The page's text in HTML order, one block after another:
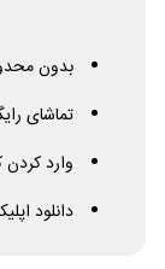
بدون
تماشای
وارد
دانلود